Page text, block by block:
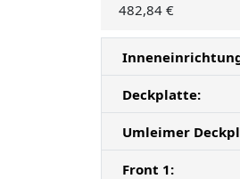
482,84 €
Deckplatte:
Umleimer
Front 1: